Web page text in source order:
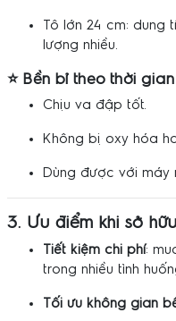
Tô lớn 24 cm: dung
lượng nhiều.
⭐ Bền bỉ theo thời gian
Chịu va đập tốt.
Không bị oxy hóa
Dùng được với máy
3. Ưu điểm khi sở
Tiết kiệm chi phí:
trong nhiều tình
Tối ưu không gian